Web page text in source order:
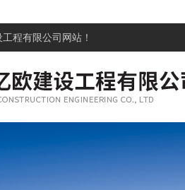
程有限公司网站！